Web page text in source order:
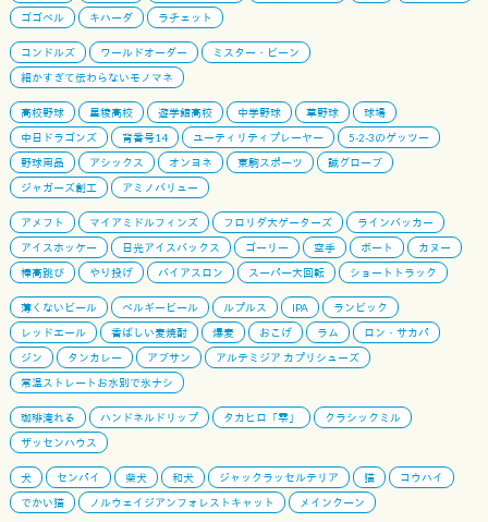
ゴゴベル
キハーダ ラチェット
コンドルズ ワールドオーダー
ミスター・ビーン
細かすぎて伝わらないモノマネ
高校野球 星稜高校 遊学館高校 中学野球 草野球
球場
中日ドラゴンズ
背番号14 ユーティリティプレーヤー
5-2-3のゲッツー
野球用品
アシックス オンヨネ 東駒スポーツ
誠グローブ
ジャガーズ創工
アミノバリュー
アメフト マイアミドルフィンズ フロリダ大ゲーターズ
ラインバッカー
アイスホッケー
日光アイスバックス ゴーリー 空手 ボート
カヌー
棒高跳び
やり投げ バイアスロン スーパー大回転 ショートトラック
薄くないビール ベルギービール ルプルス IPA
ランビック
レッドエール
香ばしい麦焼酎 爆麦 おこげ ラム
ロン・サカパ
ジン
タンカレー アブサン
アルテミジア カプリシューズ
常温ストレートお水別で氷ナシ
珈琲淹れる ハンドネルドリップ タカヒロ「雫」
クラシックミル
ザッセンハウス
犬 センパイ 柴犬 和犬 ジャックラッセルテリア 猫
コウハイ
でかい猫
ノルウェイジアンフォレストキャット メインクーン